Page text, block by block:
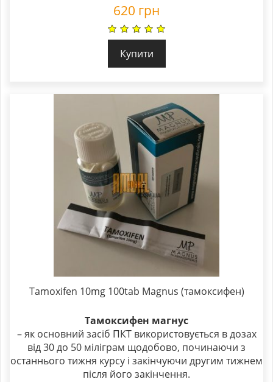
620 грн
Купити
Tamoxifen 10mg 100tab Magnus (тамоксифен)
Тамоксифен магнус
– як основний засіб ПКТ використовується в дозах
від 30 до 50 міліграм щодобово, починаючи з
останнього тижня курсу і закінчуючи другим тижнем
після його закінчення.